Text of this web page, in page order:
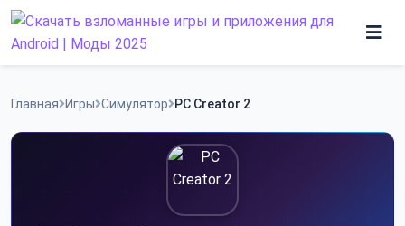
Skip
Программы
Главная Игры Симулятор PC Creator 2